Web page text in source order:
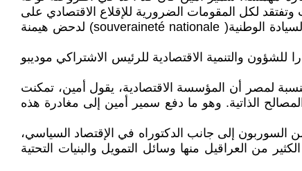
لكل المقومات الضرورية للإقلاع الاقتصادي على
وجه الخصوص. ولهذا سعى إلى الانخراط ميدانيا لوضع نماذج وبرامج توفر شروط التنمية الممركزة على الذات ومنها طبعا السيادة الوطنية( souveraineté nationale) لدحض هيمنة
مالي، وهناك عمل مستشارا للشؤون والتنمية الاقتصادية للرئيس الاشتراكي موديبو
لمصر أن المؤسسة الاقتصادية، يقول أمين، تمكنت
الذاتية. وهو ما دفع سمير أمين إلى مغادرة هذه
إلى جانب الدكتوراه في الإقتصاد السياسي،
من العراقيل منها وسائل التمويل والبنيات التحتية